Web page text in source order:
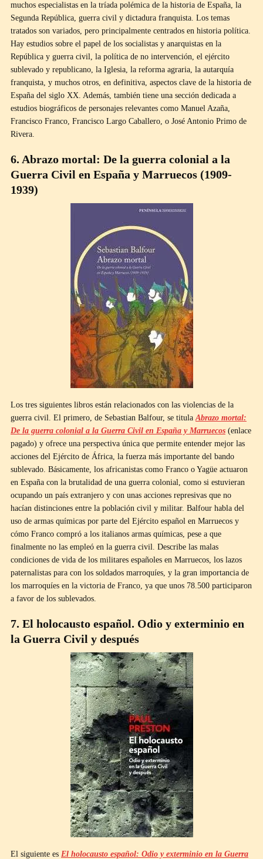
muchos especialistas en la tríada polémica de la historia de España, la
Segunda República, guerra civil y dictadura franquista. Los temas
tratados son variados, pero principalmente centrados en historia política.
Hay estudios sobre el papel de los socialistas y anarquistas en la
República y guerra civil, la política de no intervención, el ejército
sublevado y republicano, la Iglesia, la reforma agraria, la autarquía
franquista, y muchos otros, en definitiva, aspectos clave de la historia de
España del siglo XX. Además, también tiene una sección dedicada a
estudios biográficos de personajes relevantes como Manuel Azaña,
Francisco Franco, Francisco Largo Caballero, o José Antonio Primo de
Rivera.
6. Abrazo mortal: De la guerra colonial a la
Guerra Civil en España y Marruecos (1909-
1939)
Los tres siguientes libros están relacionados con las violencias de la
guerra civil. El primero, de Sebastian Balfour, se titulaAbrazo mortal:
De la guerra colonial a la Guerra Civil en España y Marruecos (enlace
pagado) y ofrece una perspectiva única que permite entender mejor las
acciones del Ejército de África, la fuerza más importante del bando
sublevado. Básicamente, los africanistas como Franco o Yagüe actuaron
en España con la brutalidad de una guerra colonial, como si estuvieran
ocupando un país extranjero y con unas acciones represivas que no
hacían distinciones entre la población civil y militar. Balfour habla del
uso de armas químicas por parte del Ejército español en Marruecos y
cómo Franco compró a los italianos armas químicas, pese a que
finalmente no las empleó en la guerra civil. Describe las malas
condiciones de vida de los militares españoles en Marruecos, los lazos
paternalistas para con los soldados marroquíes, y la gran importancia de
los marroquíes en la victoria de Franco, ya que unos 78.500 participaron
a favor de los sublevados.
7. El holocausto español. Odio y exterminio en
la Guerra Civil y después
El siguiente es El holocausto español: Odio y exterminio en la Guerra